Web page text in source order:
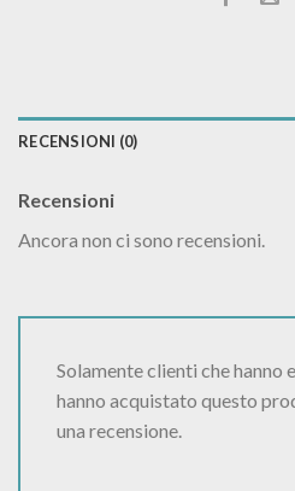
RECENSIONI (0)
Recensioni
Ancora non ci sono recensioni.
Solamente clienti che hanno
hanno acquistato questo
una recensione.